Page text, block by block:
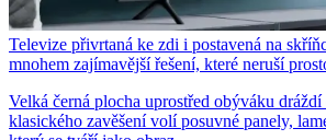
Televize přivrtaná ke zdi i postavená na
mnohem zajímavější řešení, které neruší
Velká černá plocha uprostřed obýváku
klasického zavěšení volí posuvné panely,